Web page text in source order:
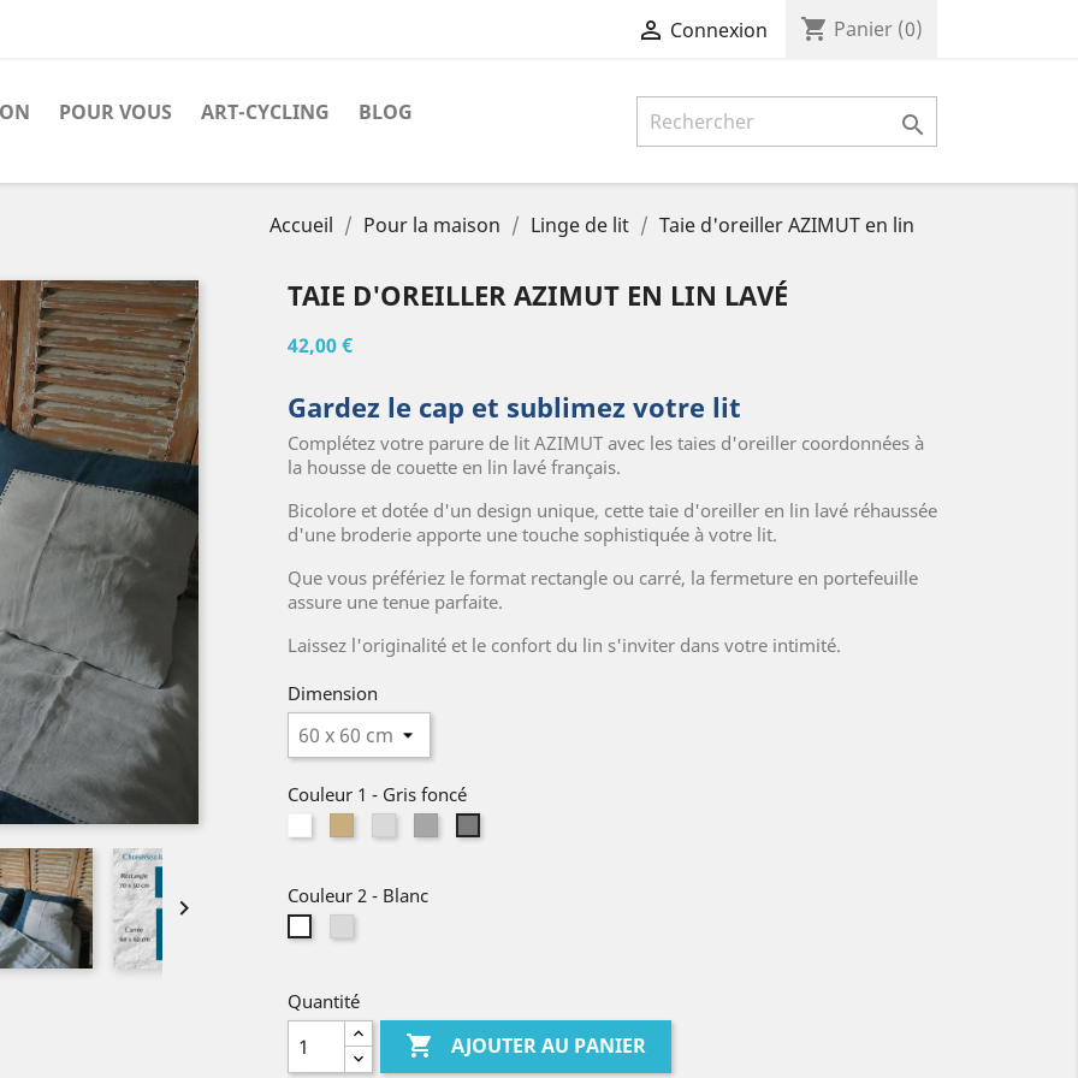
 Connexion shopping_cart Panier (0)
POUR VOUS ART-CYCLING BLOG 
Accueil Pour la maison Linge de lit Taie d'oreiller AZIMUT en lin

TAIE D'OREILLER AZIMUT EN LIN LAVÉ
42,00 €
Gardez le cap et sublimez votre lit
Complétez votre parure de lit AZIMUT avec les taies d'oreiller coordonnées à
la housse de couette en lin lavé français.
Bicolore et dotée d'un design unique, cette taie d'oreiller en lin lavé réhaussée
d'une broderie apporte une touche sophistiquée à votre lit.
Que vous préfériez le format rectangle ou carré, la fermeture en portefeuille
assure une tenue parfaite.
Laissez l'originalité et le confort du lin s'inviter dans votre intimité.
Dimension
Couleur 1 - Gris foncé
Couleur 2 - Blanc
Quantité
 AJOUTER AU PANIER